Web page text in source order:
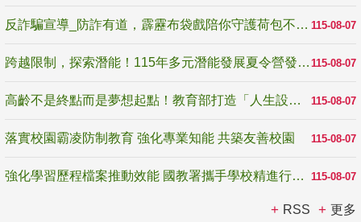
115-08-07
反詐騙宣導_防詐有道，霹靂布袋戲陪你守護荷包不受騙
115-08-07
跨越限制，探索潛能！115年多元潛能發展夏令營發掘生命無限可能
115-08-07
高齡不是終點而是夢想起點！教育部打造「人生設計夢工場」 參展第3屆高齡健康產業博覽會
115-08-07
落實校園霸凌防制教育 強化專業知能 共築友善校園
115-08-07
強化學習歷程檔案推動效能 國教署攜手學校精進行政與教學支持
RSS 更多